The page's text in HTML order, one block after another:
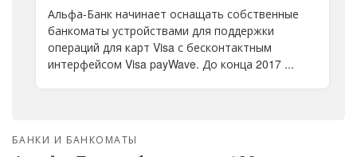
Альфа-Банк начинает оснащать собственные
банкоматы устройствами для поддержки
операций для карт Visa с бесконтактным
интерфейсом Visa payWave. До конца 2017 ...
БАНКИ И БАНКОМАТЫ